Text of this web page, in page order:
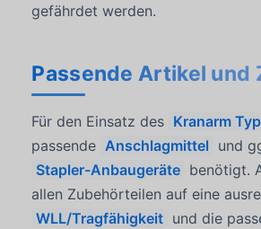
gefährdet werden.
Passende Artikel und
Für den Einsatz des Kranarm
passende Anschlagmittel und
Stapler-Anbaugeräte benötigt.
allen Zubehörteilen auf eine
WLL/Tragfähigkeit und die